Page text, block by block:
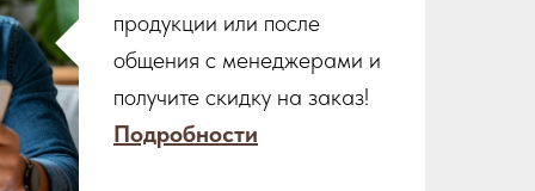
продукции или после
общения с менеджерами и
получите скидку на заказ!
Подробности